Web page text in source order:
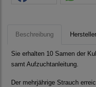
Beschreibung Hersteller
Sie erhalten 10 Samen der
samt Aufzuchtanleitung.
Der mehrjährige Strauch